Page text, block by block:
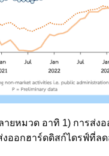
หมวด อาทิ 1) การส่งอ
ออกฮาร์ดดิสก์ไดรฟ์ที่ล